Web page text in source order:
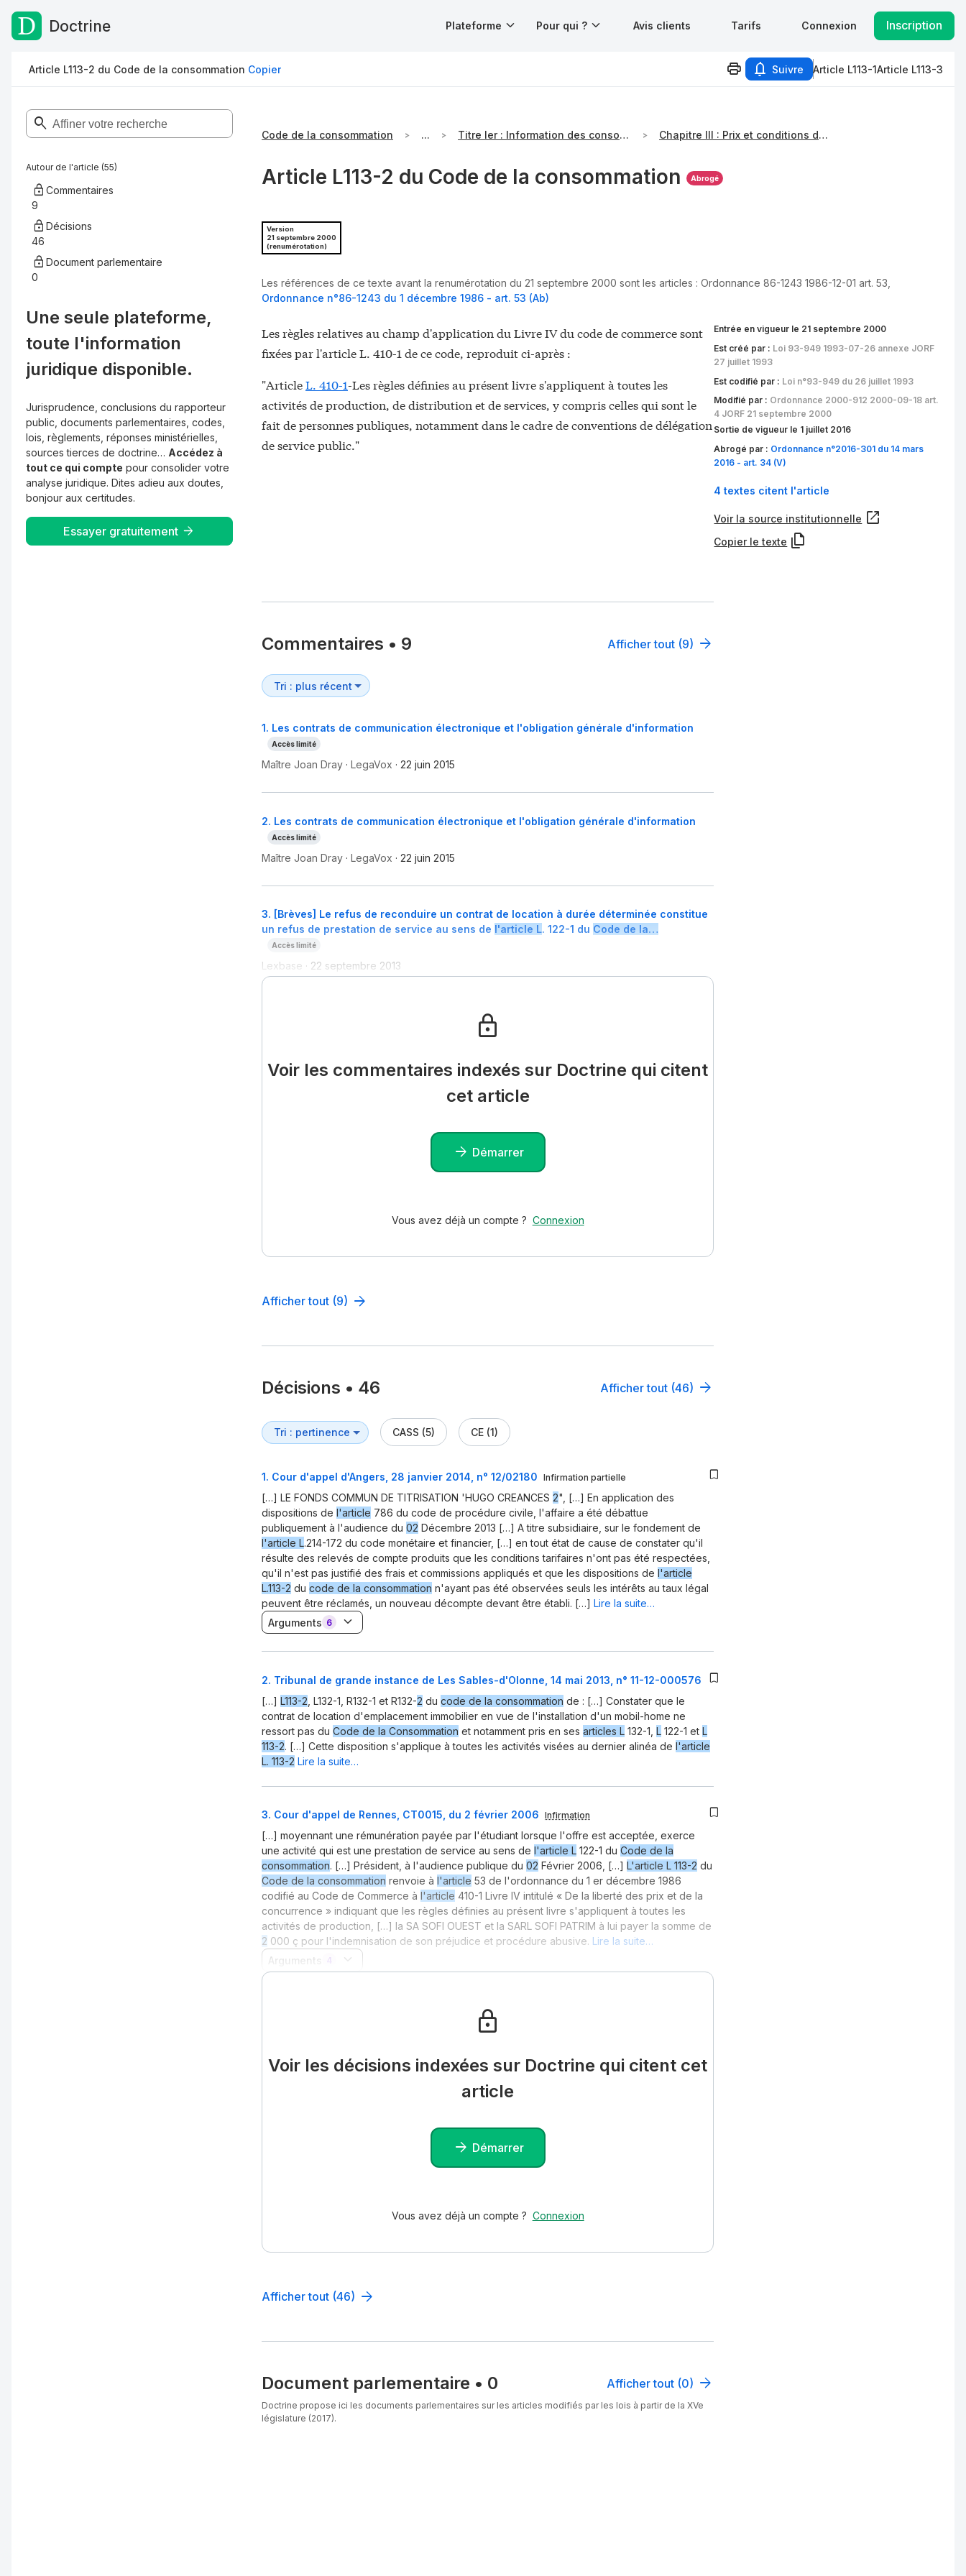
Passer au contenu
Doctrine Plateforme Pour qui ? Avis clients Tarifs Connexion Inscription
Article L113-2 du Code de la consommation Copier Suivre Article L113-1Article L113-3
Autour de l'article (55)
Commentaires
9
Décisions
46
Document parlementaire
0
Une seule plateforme,
toute l'information
juridique disponible.
Jurisprudence, conclusions du rapporteur
public, documents parlementaires, codes,
lois, règlements, réponses ministérielles,
sources tierces de doctrine… Accédez à
tout ce qui compte pour consolider votre
analyse juridique. Dites adieu aux doutes,
bonjour aux certitudes.
Essayer gratuitement
Code de la consommation ... Titre Ier : Information des consommateurs Chapitre III : Prix et conditions de vente
Article L113-2 du Code de la consommation Abrogé
Version
21 septembre 2000
(renumérotation)
Les références de ce texte avant la renumérotation du 21 septembre 2000 sont les articles : Ordonnance 86-1243 1986-12-01 art. 53
Ordonnance n°86-1243 du 1 décembre 1986 - art. 53 (Ab)
Les règles relatives au champ d'application du Livre IV du code de commerce sont
fixées par l'article L. 410-1 de ce code, reproduit ci-après :
"ArticleL. 410-1-Les règles définies au présent livre s'appliquent à toutes les
activités de production, de distribution et de services, y compris celles qui sont le
fait de personnes publiques, notamment dans le cadre de conventions de délégation
de service public."
Entrée en vigueur le 21 septembre 2000
Est créé par : Loi 93-949 1993-07-26 annexe JORF
27 juillet 1993
Est codifié par : Loi n°93-949 du 26 juillet 1993
Modifié par : Ordonnance 2000-912 2000-09-18 art.
4 JORF 21 septembre 2000
Sortie de vigueur le 1 juillet 2016
Abrogé par : Ordonnance n°2016-301 du 14 mars
2016 - art. 34 (V)
4 textes citent l'article
Voir la source institutionnelle
Copier le texte
Commentaires • 9 Afficher tout (9)
1. Les contrats de communication électronique et l'obligation générale d'information
Accès limité
Maître Joan Dray · LegaVox · 22 juin 2015
2. Les contrats de communication électronique et l'obligation générale d'information
Accès limité
Maître Joan Dray · LegaVox · 22 juin 2015
3. [Brèves] Le refus de reconduire un contrat de location à durée déterminée constitue
un refus de prestation de service au sens de l'article L. 122-1 du Code de la…
Accès limité
Lexbase · 22 septembre 2013
Voir les commentaires indexés sur Doctrine qui citent
cet article
Démarrer
Vous avez déjà un compte ? Connexion
Afficher tout (9)
Décisions • 46 Afficher tout (46)
CASS (5) CE (1)
1. Cour d'appel d'Angers, 28 janvier 2014, n° 12/02180 Infirmation partielle
[…] LE FONDS COMMUN DE TITRISATION 'HUGO CREANCES 2", […] En application des
dispositions de l'article 786 du code de procédure civile, l'affaire a été débattue
publiquement à l'audience du 02 Décembre 2013 […] A titre subsidiaire, sur le fondement de
l'article L.214-172 du code monétaire et financier, […] en tout état de cause de constater qu'il
résulte des relevés de compte produits que les conditions tarifaires n'ont pas été respectées,
qu'il n'est pas justifié des frais et commissions appliqués et que les dispositions de l'article
L.113-2 du code de la consommation n'ayant pas été observées seuls les intérêts au taux légal
peuvent être réclamés, un nouveau décompte devant être établi. […] Lire la suite…
Arguments 6
2. Tribunal de grande instance de Les Sables-d'Olonne, 14 mai 2013, n° 11-12-000576
[…] L113-2 , L132-1, R132-1 et R132-2 du code de la consommation de : […] Constater que le
contrat de location d'emplacement immobilier en vue de l'installation d'un mobil-home ne
ressort pas du Code de la Consommation et notamment pris en ses articles L 132-1, L 122-1 et L
113-2. […] Cette disposition s'applique à toutes les activités visées au dernier alinéa de l'article
L. 113-2 Lire la suite…
3. Cour d'appel de Rennes, CT0015, du 2 février 2006 Infirmation
[…] moyennant une rémunération payée par l'étudiant lorsque l'offre est acceptée, exerce
une activité qui est une prestation de service au sens de l'article L 122-1 du Code de la
consommation. […] Président, à l'audience publique du 02 Février 2006, […] L'article L 113-2 du
Code de la consommation renvoie à l'article 53 de l'ordonnance du 1 er décembre 1986
codifié au Code de Commerce à l'article 410-1 Livre IV intitulé « De la liberté des prix et de la
concurrence » indiquant que les règles définies au présent livre s'appliquent à toutes les
activités de production, […] la SA SOFI OUEST et la SARL SOFI PATRIM à lui payer la somme de
2 000 ç pour l'indemnisation de son préjudice et procédure abusive. Lire la suite…
Arguments
4
Voir les décisions indexées sur Doctrine qui citent cet
article
Démarrer
Vous avez déjà un compte ? Connexion
Afficher tout (46)
Document parlementaire • 0 Afficher tout (0)
Doctrine propose ici les documents parlementaires sur les articles modifiés par les lois à partir de la XVe
législature (2017).